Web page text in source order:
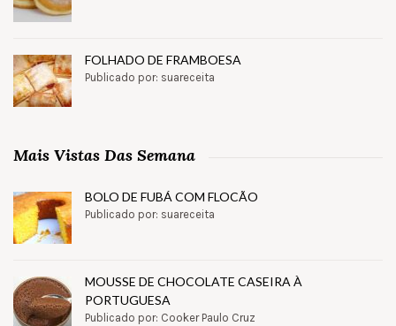
FOLHADO DE FRAMBOESA
Publicado por: suareceita
Mais Vistas Das Semana
BOLO DE FUBÁ COM FLOCÃO
Publicado por: suareceita
MOUSSE DE CHOCOLATE CASEIRA À
PORTUGUESA
Publicado por: Cooker Paulo Cruz